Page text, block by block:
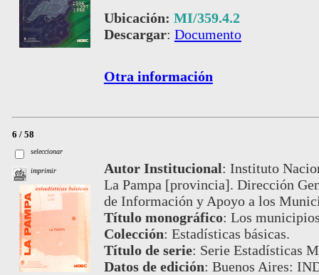
Ubicación: MI/359.4.2
Descargar: Documento
Otra información
6 / 58
seleccionar
imprimir Autor Institucional: Instituto
La Pampa [provincia]. Dirección
de Información y Apoyo a los
Título monográfico: Los
Colección: Estadísticas básicas.
Título de serie: Serie Estadísticas
Datos de edición: Buenos Aires: